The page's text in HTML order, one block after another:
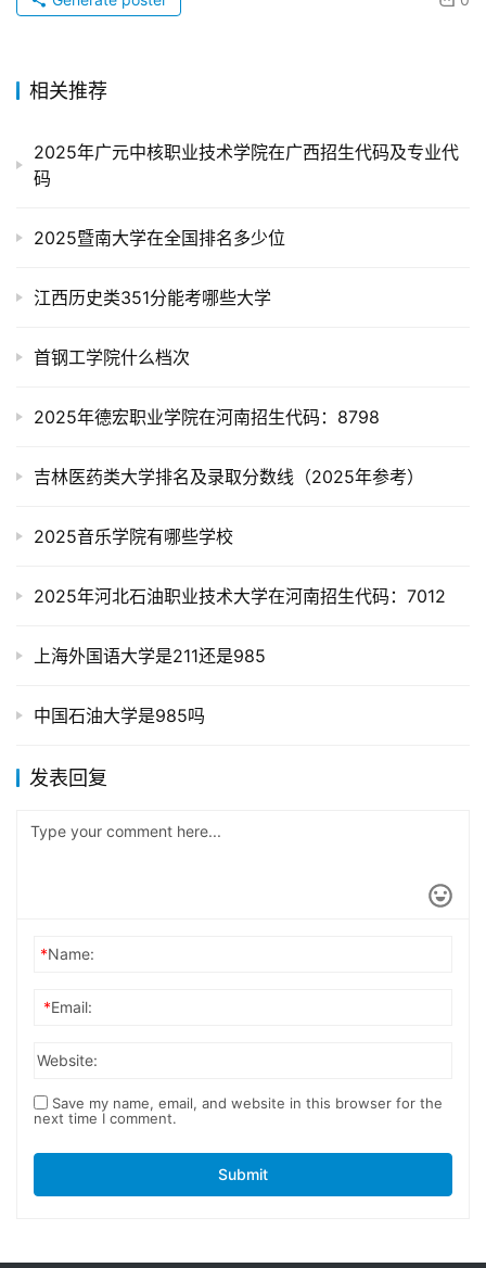
相关推荐
2025年广元中核职业技术学院在广西招生代码及专业代
码
2025暨南大学在全国排名多少位
江西历史类351分能考哪些大学
首钢工学院什么档次
2025年德宏职业学院在河南招生代码：8798
吉林医药类大学排名及录取分数线（2025年参考）
2025音乐学院有哪些学校
2025年河北石油职业技术大学在河南招生代码：7012
上海外国语大学是211还是985
中国石油大学是985吗
发表回复
*Name:
*Email:
Website:
Save my name, email, and website in this browser for the
next time I comment.
Submit